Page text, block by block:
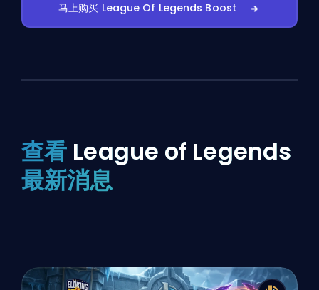
马上购买 League Of Legends Boost
查看 League of Legends
最新消息